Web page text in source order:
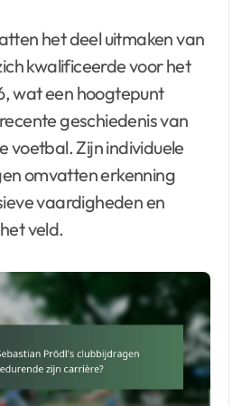
het deel uitmaken van
kwalificeerde voor het
wat een hoogtepunt
recente geschiedenis van
voetbal. Zijn individuele
omvatten erkenning
vaardigheden en
veld.